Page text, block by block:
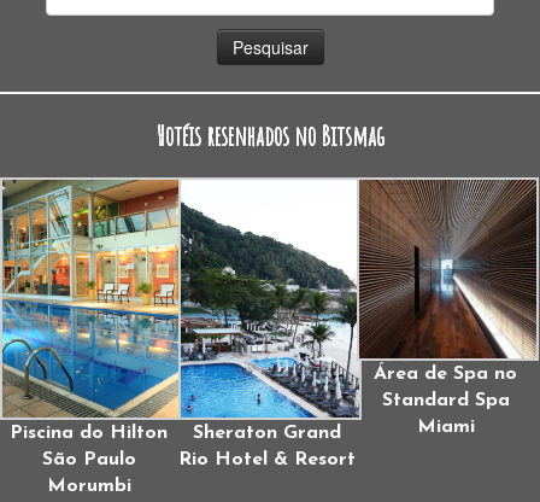
Hotéis resenhados no Bitsmag
Piscina do Hilton
São Paulo
Morumbi
Sheraton Grand
Rio Hotel & Resort
Área de Spa no
Standard Spa
Miami